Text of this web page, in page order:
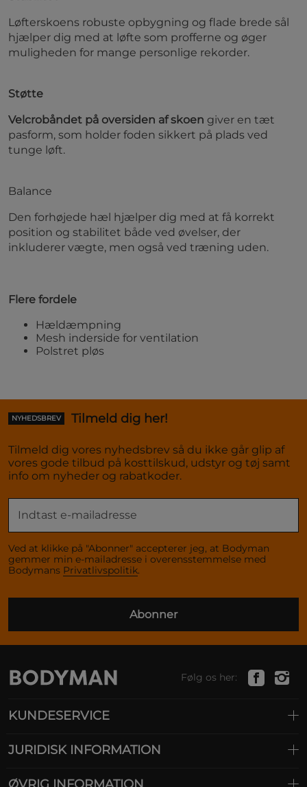
Løfterskoens robuste opbygning og flade brede sål
hjælper dig med at løfte som profferne og øger
muligheden for mange personlige rekorder.
Støtte
Velcrobåndet på oversiden af skoen giver en tæt
pasform, som holder foden sikkert på plads ved
tunge løft.
Balance
Den forhøjede hæl hjælper dig med at få korrekt
position og stabilitet både ved øvelser, der
inkluderer vægte, men også ved træning uden.
Flere fordele
Hældæmpning
Mesh inderside for ventilation
Polstret pløs
NYHEDSBREV Tilmeld dig her!
Tilmeld dig vores nyhedsbrev så du ikke går glip af
vores gode tilbud på kosttilskud, udstyr og tøj samt
info om nyheder og rabatkoder.
Ved at klikke på "Abonner" accepterer jeg, at Bodyman
gemmer min e-mailadresse i overensstemmelse med
Bodymans Privatlivspolitik.
Abonner
Følg os her:
KUNDESERVICE
JURIDISK INFORMATION
ØVRIG INFORMATION